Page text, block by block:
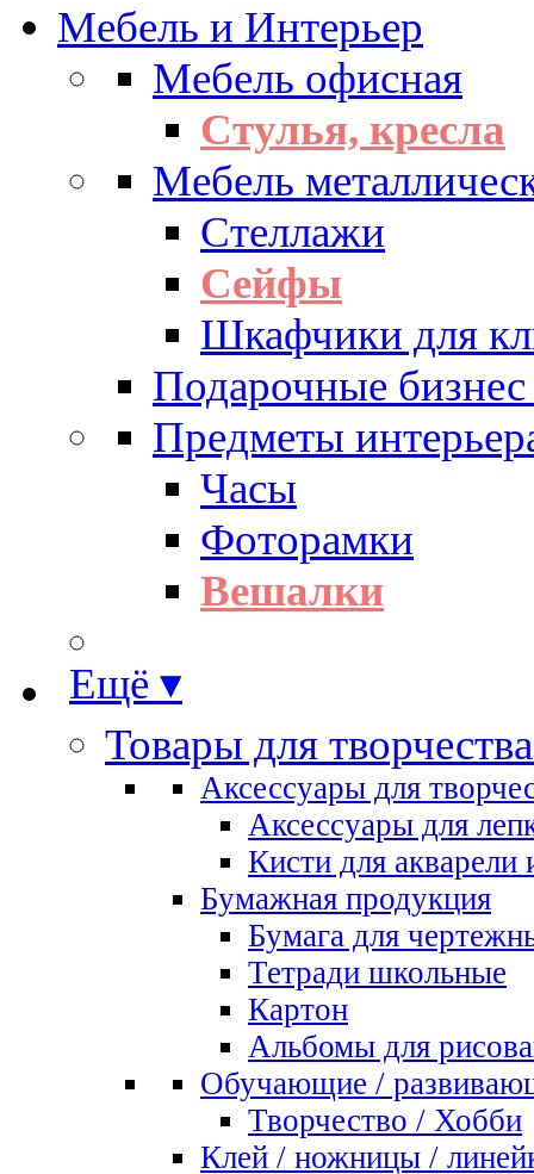
Мебель и Интерьер
Мебель офисная
Стулья, кресла
Мебель
Стеллажи
Сейфы
Шкафчики для
Подарочные бизнес
Предметы
Часы
Фоторамки
Вешалки
Ещё ▾
Товары для
Аксессуары для
Аксессуары для
Кисти для акварели
Бумажная продукция
Бумага для
Тетради школьные
Картон
Альбомы для
Обучающие /
Творчество / Хобби
Клей / ножницы /